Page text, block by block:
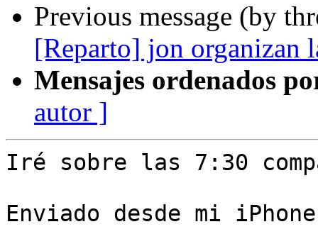
Previous message (by
[Reparto] jon organizan
Mensajes ordenados
autor ]
Iré sobre las 7:30
Enviado desde mi iPhone